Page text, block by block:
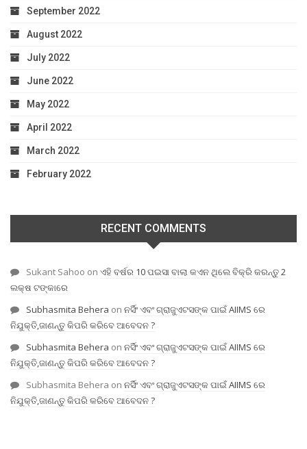
September 2022
August 2022
July 2022
June 2022
May 2022
April 2022
March 2022
February 2022
RECENT COMMENTS
Sukant Sahoo on ଏହି ବର୍ଷର 10 ପଇସା ବାଲା କଏନ ଥିଲେ ବିକ୍ରି କରନ୍ତୁ 2
ଲକ୍ଷ ଟଙ୍କାରେ
Subhasmita Behera on ନର୍ସିଂ ଏବଂ ଗ୍ରାଜୁଏଟସଙ୍କ ପାଇଁ AIIMS ରେ
ନିଯୁକ୍ତି,ଜାଣନ୍ତୁ କିପରି କରିବେ ଆବେଦନ ?
Subhasmita Behera on ନର୍ସିଂ ଏବଂ ଗ୍ରାଜୁଏଟସଙ୍କ ପାଇଁ AIIMS ରେ
ନିଯୁକ୍ତି,ଜାଣନ୍ତୁ କିପରି କରିବେ ଆବେଦନ ?
Subhasmita Behera on ନର୍ସିଂ ଏବଂ ଗ୍ରାଜୁଏଟସଙ୍କ ପାଇଁ AIIMS ରେ
ନିଯୁକ୍ତି,ଜାଣନ୍ତୁ କିପରି କରିବେ ଆବେଦନ ?